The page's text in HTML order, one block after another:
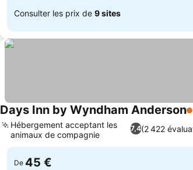
Consulter les prix de 9 sites
Days Inn by Wyndham Anderson2
7,4(2 422
Hébergement acceptant les
animaux de compagnie
De 45 €